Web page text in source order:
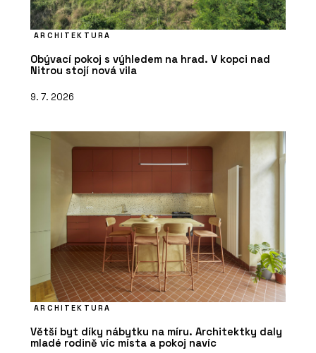
ARCHITEKTURA
Obývací pokoj s výhledem na hrad. V kopci nad
Nitrou stojí nová vila
9. 7. 2026
ARCHITEKTURA
Větší byt díky nábytku na míru. Architektky daly
mladé rodině víc místa a pokoj navíc